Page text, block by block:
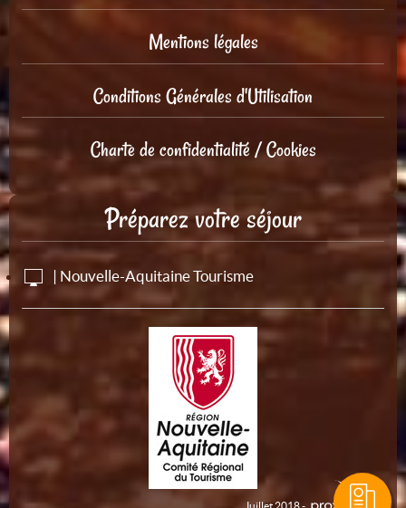
Mentions légales
Conditions Générales d'Utilisation
Charte de confidentialité / Cookies
Préparez votre séjour
| Nouvelle-Aquitaine Tourisme